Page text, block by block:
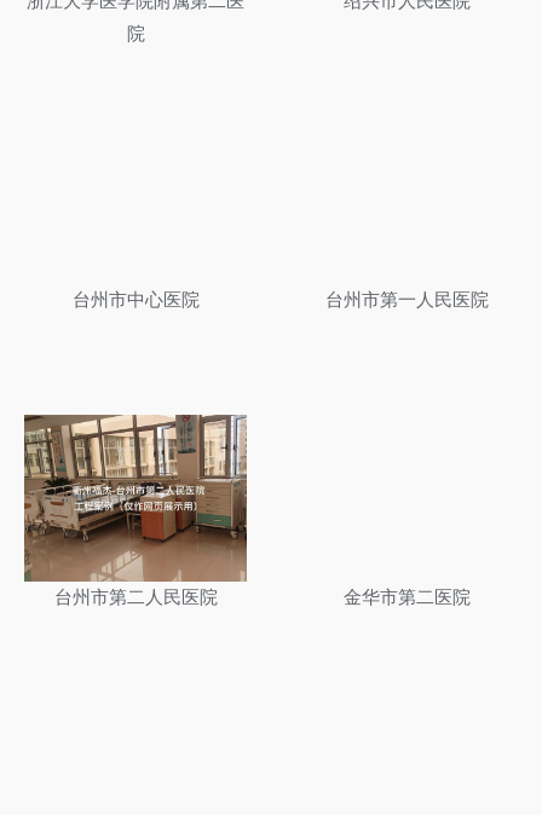
院
台州市中心医院 台州市第一人民医院
台州市第二人民医院 金华市第二医院